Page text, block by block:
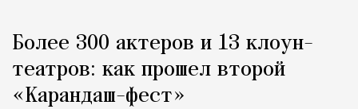
Более 300 актеров и 13 клоун-
театров: как прошел второй
«Карандаш-фест»